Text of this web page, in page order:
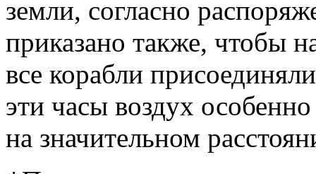
земли, согласно
приказано также, чтобы
все корабли
эти часы воздух
на значительном